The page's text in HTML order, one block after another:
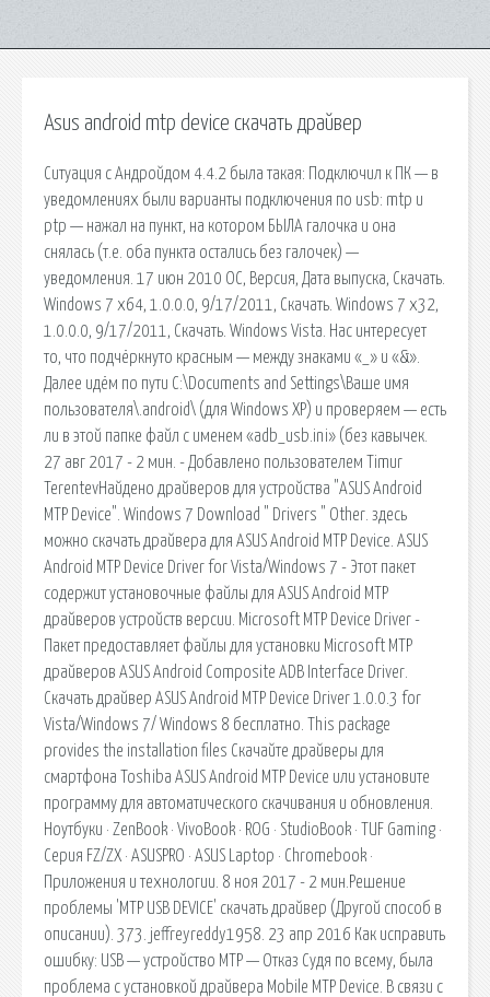
Asus android mtp device скачать драйвер
Ситуация с Андройдом 4.4.2 была такая: Подключил к ПК — в
уведомлениях были варианты подключения по usb: mtp и
ptp — нажал на пункт, на котором БЫЛА галочка и она
снялась (т.е. оба пункта остались без галочек) —
уведомления. 17 июн 2010 ОС, Версия, Дата выпуска, Скачать.
Windows 7 x64, 1.0.0.0, 9/17/2011, Скачать. Windows 7 x32,
1.0.0.0, 9/17/2011, Скачать. Windows Vista. Нас интересует
то, что подчёркнуто красным — между знаками «_» и «&».
Далее идём по пути C:\Documents and Settings\Ваше имя
пользователя\.android\ (для Windows XP) и проверяем — есть
ли в этой папке файл с именем «adb_usb.ini» (без кавычек.
27 авг 2017 - 2 мин. - Добавлено пользователем Timur
TerentevНайдено драйверов для устройства "ASUS Android
MTP Device". Windows 7 Download " Drivers " Other. здесь
можно скачать драйвера для ASUS Android MTP Device. ASUS
Android MTP Device Driver for Vista/Windows 7 - Этот пакет
содержит установочные файлы для ASUS Android MTP
драйверов устройств версии. Microsoft MTP Device Driver -
Пакет предоставляет файлы для установки Microsoft MTP
драйверов ASUS Android Composite ADB Interface Driver.
Скачать драйвер ASUS Android MTP Device Driver 1.0.0.3 for
Vista/Windows 7/ Windows 8 бесплатно. This package
provides the installation files Скачайте драйверы для
смартфона Toshiba ASUS Android MTP Device или установите
программу для автоматического скачивания и обновления.
Ноутбуки · ZenBook · VivoBook · ROG · StudioBook · TUF Gaming ·
Серия FZ/ZX · ASUSPRO · ASUS Laptop · Chromebook ·
Приложения и технологии. 8 ноя 2017 - 2 мин.Решение
проблемы 'MTP USB DEVICE' скачать драйвер (Другой способ в
описании). 373. jeffreyreddy1958. 23 апр 2016 Как исправить
ошибку: USB — устройство MTP — Отказ Судя по всему, была
проблема с установкой драйвера Mobile MTP Device. В связи с